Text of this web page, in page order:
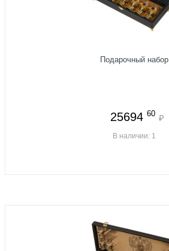
Подарочный набор
25694 60 ₽
В наличии: 1